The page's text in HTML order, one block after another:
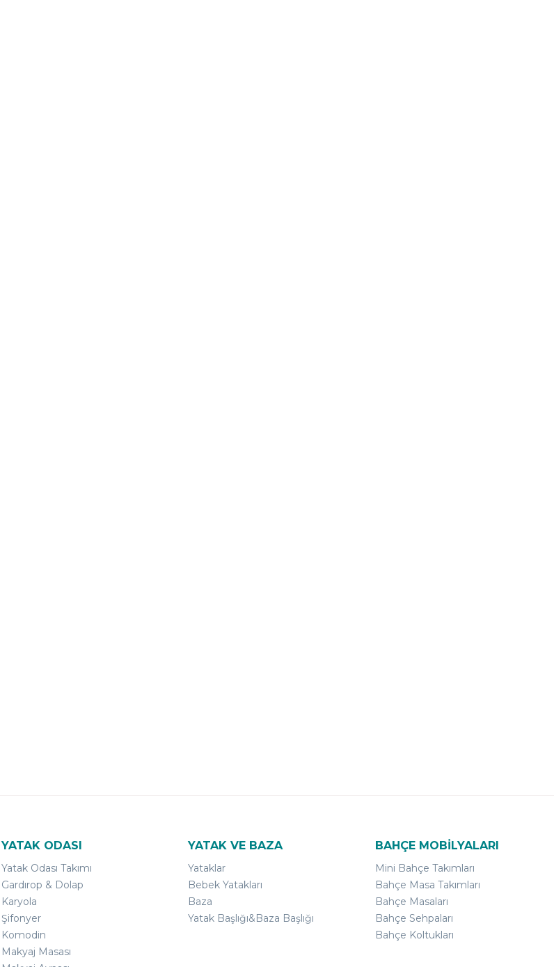
YATAK ODASI
Yatak Odası Takımı
Gardırop & Dolap
Karyola
Şifonyer
Komodin
Makyaj Masası
YATAK VE BAZA
Yataklar
Bebek Yatakları
Baza
Yatak Başlığı&Baza Başlığı
BAHÇE MOBİLYALARI
Mini Bahçe Takımları
Bahçe Masa Takımları
Bahçe Masaları
Bahçe Sehpaları
Bahçe Koltukları